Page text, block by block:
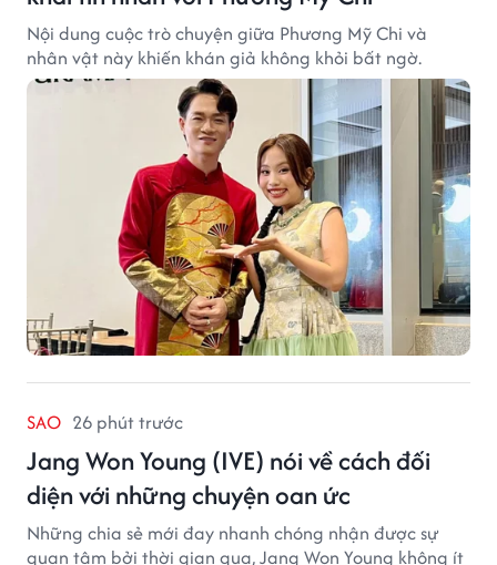
Nội dung cuộc trò chuyện giữa Phương Mỹ Chi và
nhân vật này khiến khán giả không khỏi bất ngờ.
SAO 26 phút trước
Jang Won Young (IVE) nói về cách đối
diện với những chuyện oan ức
Những chia sẻ mới đay nhanh chóng nhận được sự
quan tâm bởi thời gian qua, Jang Won Young không ít